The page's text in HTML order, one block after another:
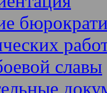
славы